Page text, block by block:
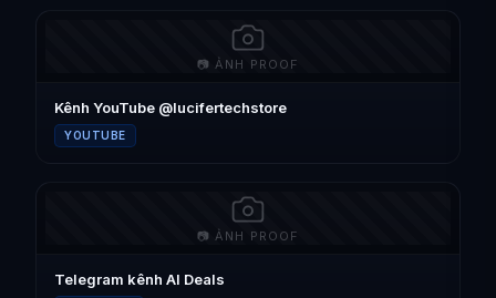
📷 ẢNH PROOF
Kênh YouTube @lucifertechstore
YOUTUBE
📷 ẢNH PROOF
Telegram kênh AI Deals